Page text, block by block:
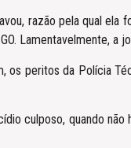
razão pela qual ela
Lamentavelmente, a
peritos da Polícia
culposo, quando não